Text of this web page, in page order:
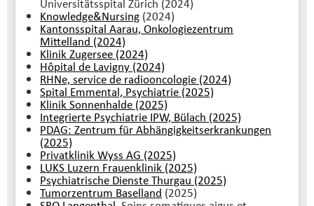
Universitätsspital Zürich (2024)
Knowledge&Nursing (2024)
Kantonsspital Aarau, Onkologiezentrum
Mittelland (2024)
Klinik Zugersee (2024)
Hôpital de Lavigny (2024)
RHNe, service de radiooncologie (2024)
Spital Emmental, Psychiatrie (2025)
Klinik Sonnenhalde (2025)
Integrierte Psychiatrie IPW, Bülach (2025)
PDAG: Zentrum für Abhängigkeitserkrankungen
(2025)
Privatklinik Wyss AG (2025)
LUKS Luzern Frauenklinik (2025)
Psychiatrische Dienste Thurgau (2025)
Tumorzentrum Baselland (2025)